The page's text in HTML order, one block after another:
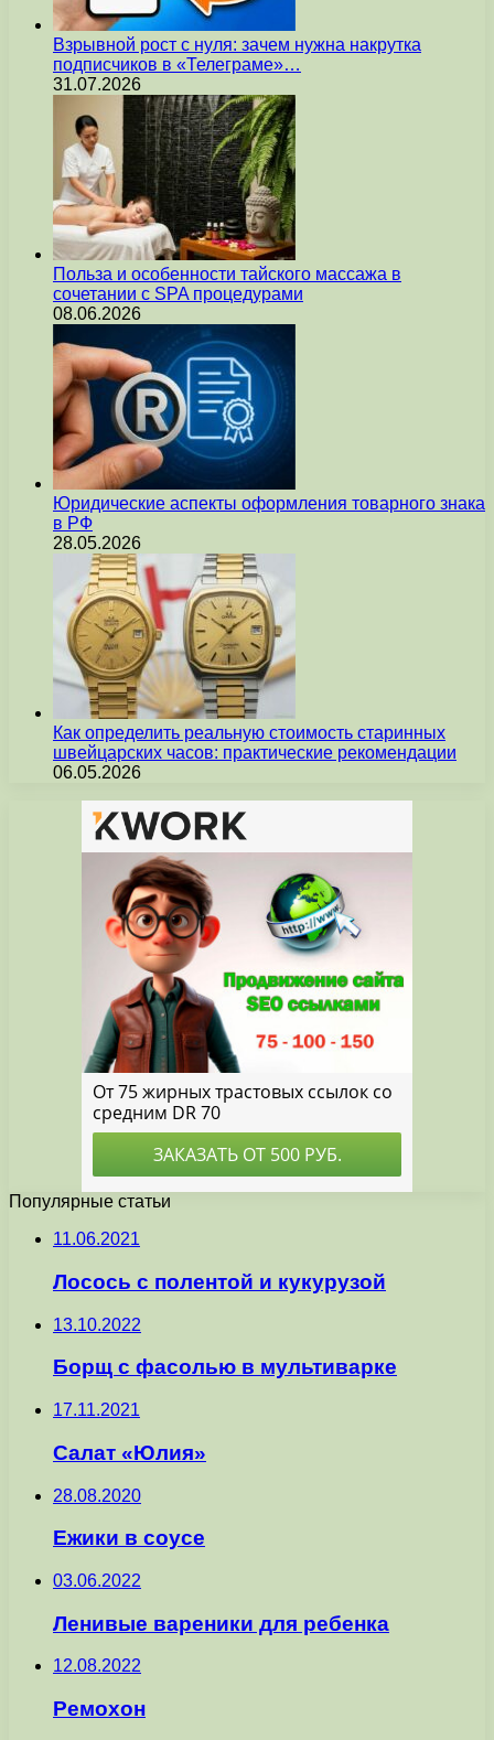
Взрывной рост с нуля: зачем нужна накрутка
подписчиков в «Телеграме»…
31.07.2026
Польза и особенности тайского массажа в
сочетании с SPA процедурами
08.06.2026
Юридические аспекты оформления товарного знака
в РФ
28.05.2026
Как определить реальную стоимость старинных
швейцарских часов: практические рекомендации
06.05.2026
Популярные статьи
11.06.2021
Лосось с полентой и кукурузой
13.10.2022
Борщ с фасолью в мультиварке
17.11.2021
Салат «Юлия»
28.08.2020
Ежики в соусе
03.06.2022
Ленивые вареники для ребенка
12.08.2022
Ремохон